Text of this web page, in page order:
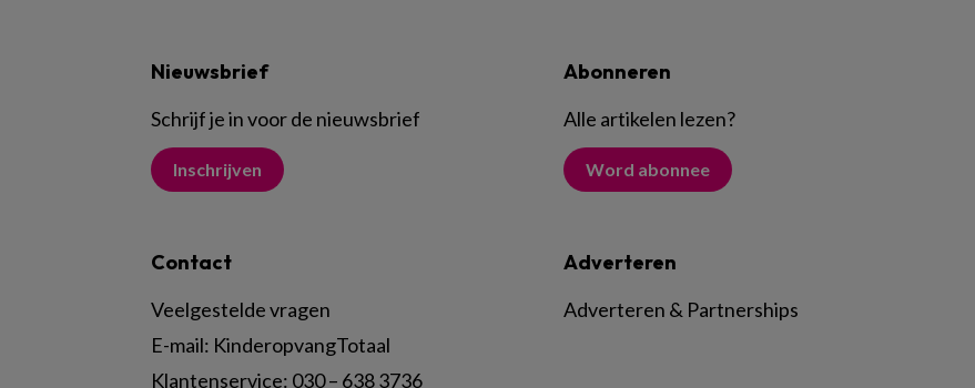
Nieuwsbrief
Schrijf je in voor de nieuwsbrief
Inschrijven
Abonneren
Alle artikelen lezen?
Word abonnee
Contact
Veelgestelde vragen
E-mail: KinderopvangTotaal
Klantenservice: 030 – 638 3736
Adverteren
Adverteren & Partnerships